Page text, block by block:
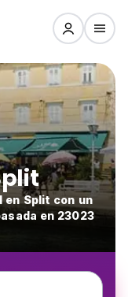
en Split con un
en 23023